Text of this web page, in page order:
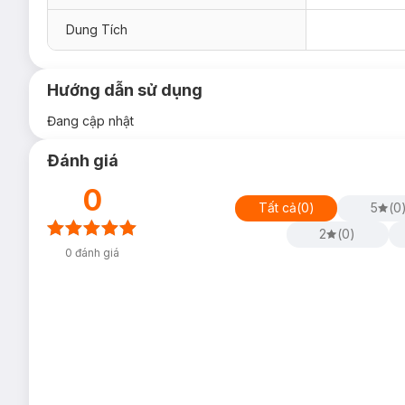
Dung Tích
Hướng dẫn sử dụng
Đang cập nhật
Đánh giá
0
0 đánh giá
Tất cả(0) 5 (0
2
(0)